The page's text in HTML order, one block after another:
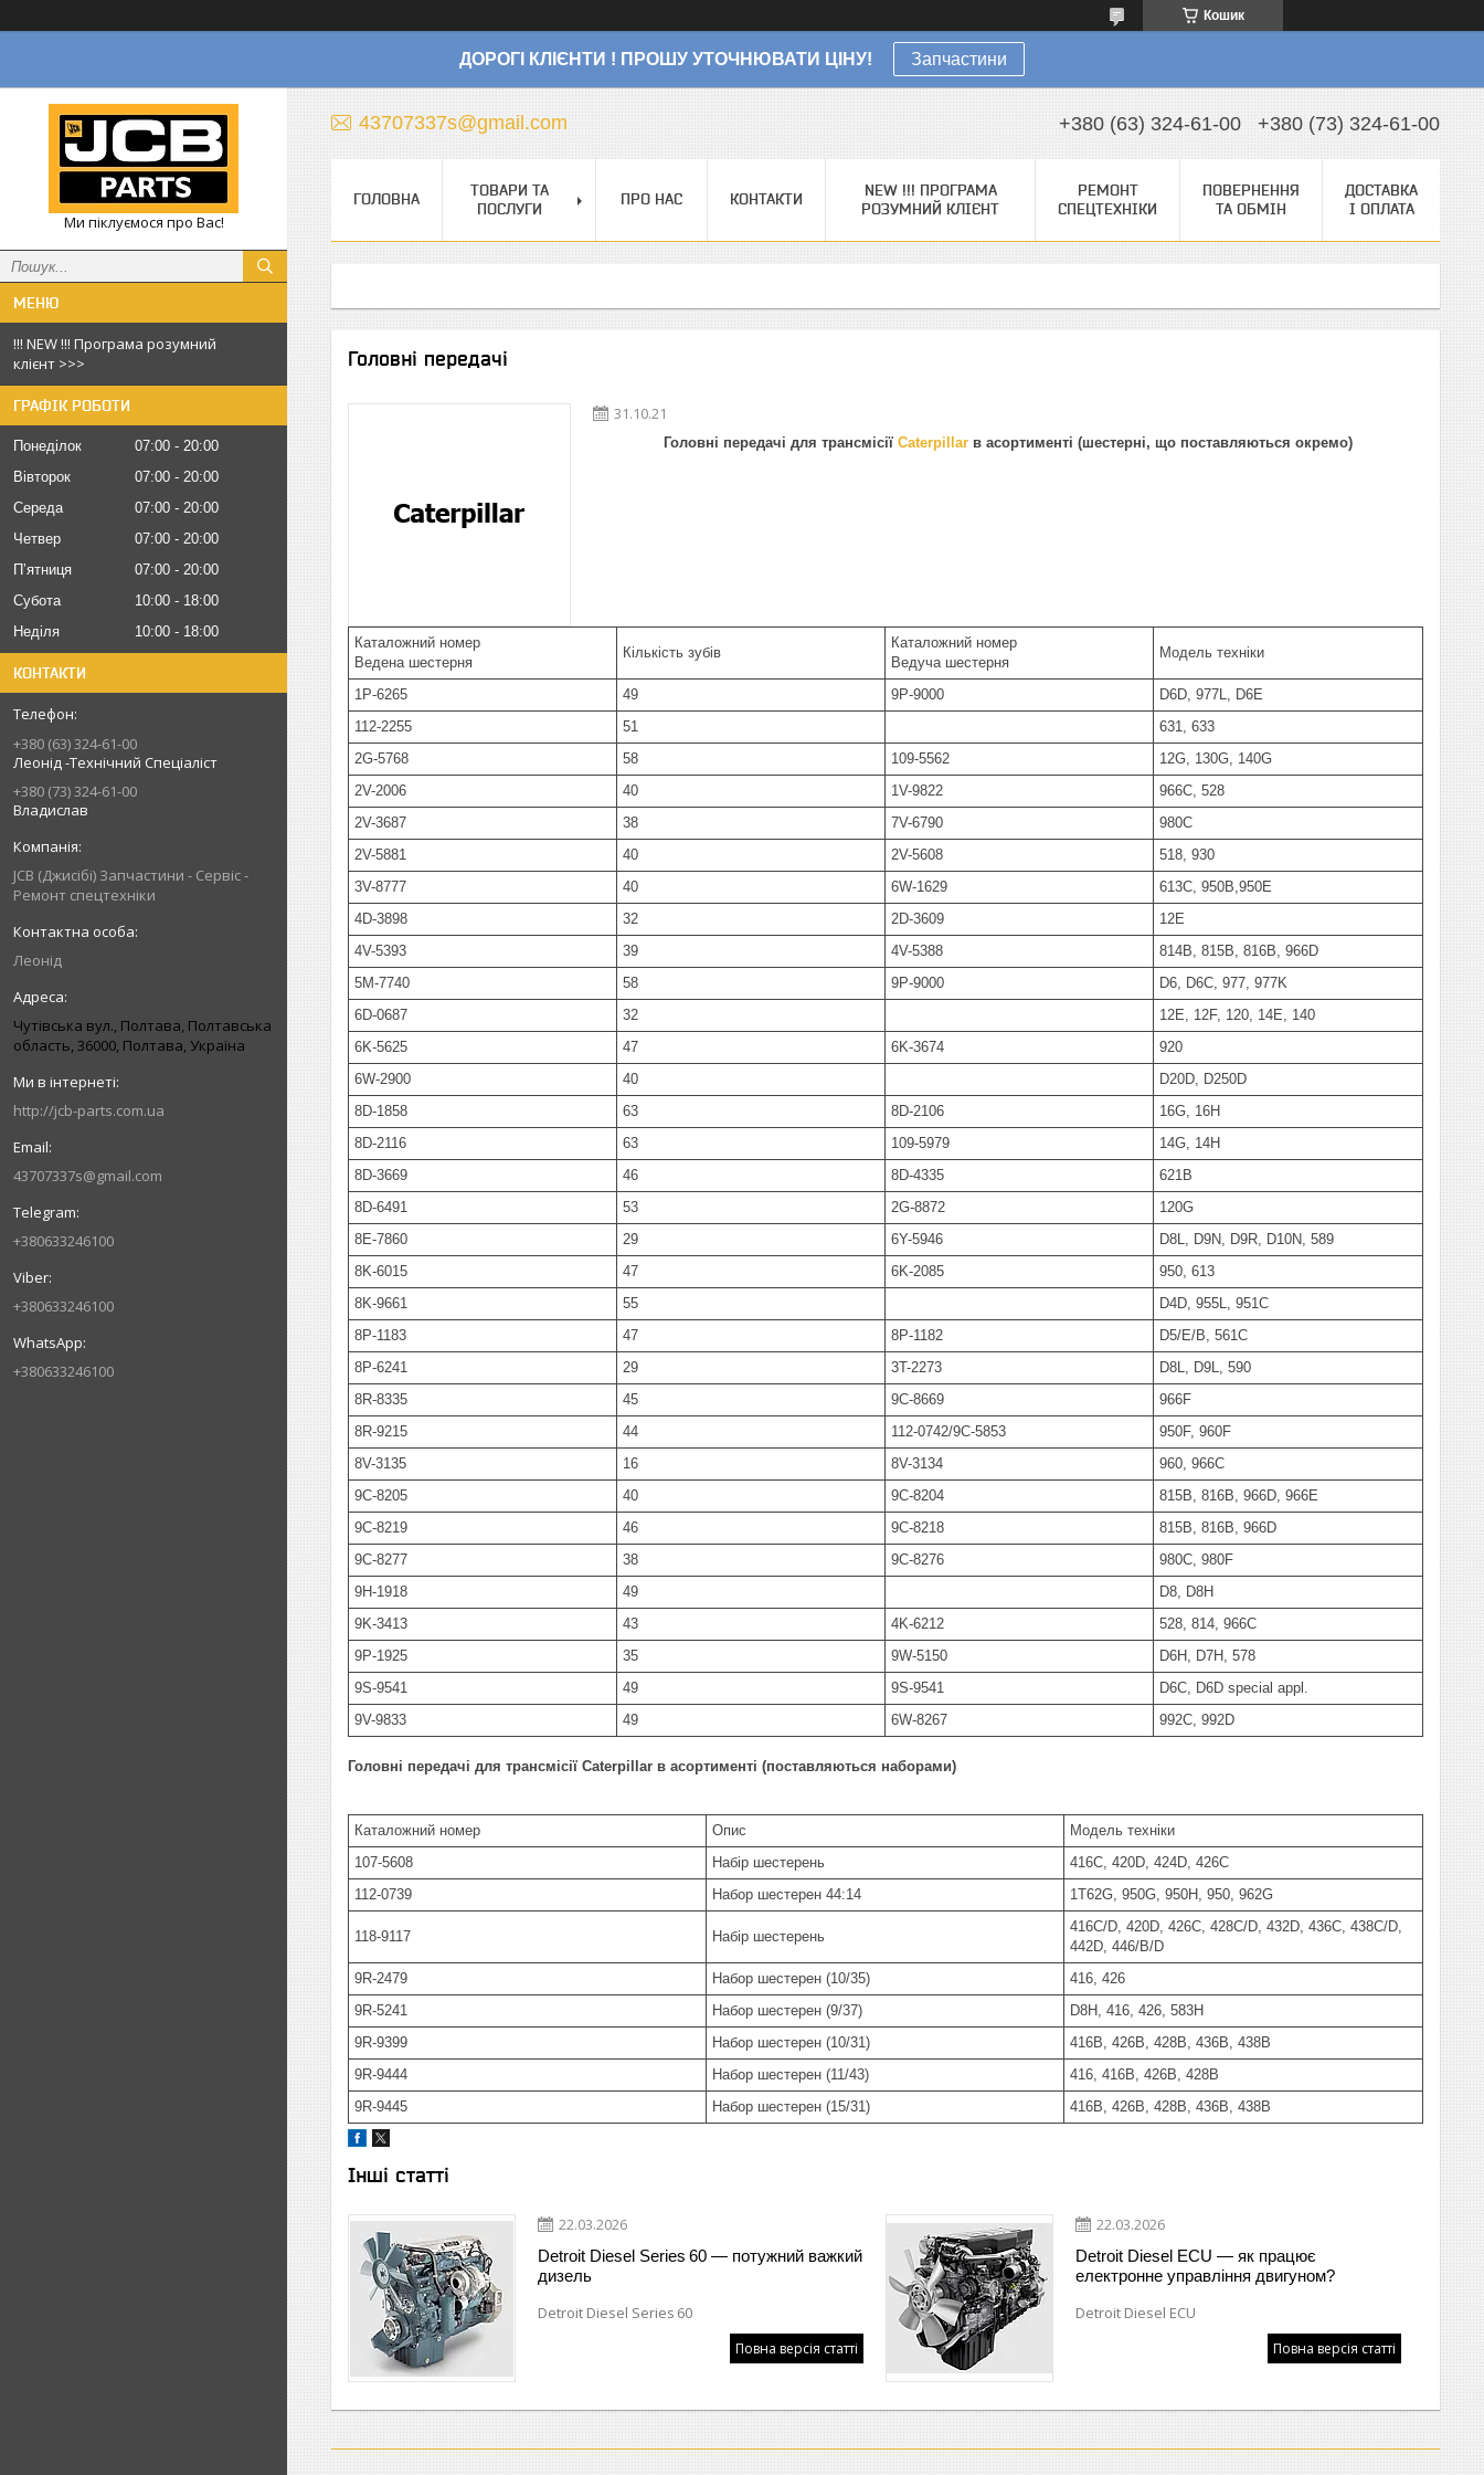
Кошик
ДОРОГІ КЛІЄНТИ ! ПРОШУ УТОЧНЮВАТИ ЦІНУ! Запчастини
Ми піклуємося про Вас!
!!! NEW !!! Програма розумний
клієнт >>>
ГРАФІК РОБОТИ
Понеділок 07:00
20:00
Вівторок
07:00
20:00
Середа
07:00
20:00
Четвер
07:00
20:00
Пʼятниця
07:00
20:00
Субота
10:00
18:00
Неділя
10:00 18:00
КОНТАКТИ
+380 (63) 324-61-00
Леонід -Технічний Спеціаліст
+380 (73) 324-61-00
Владислав
JCB (Джисібі) Запчастини - Сервіс -
Ремонт спецтехніки
Леонід
Чутівська вул., Полтава, Полтавська
область, 36000, Полтава, Україна
http://jcb-parts.com.ua
43707337s@gmail.com
+380633246100
+380633246100
+380633246100
43707337s@gmail.com +380 (63) 324-61-00 +380 (73) 324-61-00
ГОЛОВНА
ТОВАРИ ТА
ПОСЛУГИ
ПРО НАС КОНТАКТИ
NEW !!! ПРОГРАМА
РОЗУМНИЙ КЛІЄНТ
РЕМОНТ
СПЕЦТЕХНІКИ
ПОВЕРНЕННЯ
ТА ОБМІН
ДОСТАВКА
І ОПЛАТА
Головні передачі
31.10.21
Головні передачі для трансмісії Caterpillar в асортименті (шестерні, що поставляються окремо)
Каталожний номер
Ведена шестерня
Кількість зубів
Каталожний номер
Ведуча шестерня
Модель техніки
1P-6265 49 9P-9000
D6D, 977L, D6E
112-2255
51
631, 633
2G-5768
58 109-5562
12G, 130G, 140G
2V-2006
40 1V-9822
966C, 528
2V-3687
38 7V-6790
980C
2V-5881
40 2V-5608
518, 930
3V-8777
40 6W-1629
613C, 950B,950E
4D-3898
32 2D-3609
12E
4V-5393
39 4V-5388
814B, 815B, 816B, 966D
5M-7740
58 9P-9000
D6, D6C, 977, 977K
6D-0687
32
12E, 12F, 120, 14E, 140
6K-5625
47 6K-3674
920
6W-2900
40
D20D, D250D
8D-1858
63 8D-2106
16G, 16H
8D-2116
63 109-5979
14G, 14H
8D-3669
46 8D-4335
621B
8D-6491
53 2G-8872
120G
8E-7860
29 6Y-5946
D8L, D9N, D9R, D10N, 589
8K-6015
47 6K-2085
950, 613
8K-9661
55
D4D, 955L, 951C
8P-1183
47 8P-1182
D5/E/B, 561C
8P-6241
29 3T-2273
D8L, D9L, 590
8R-8335
45 9C-8669
966F
8R-9215
44 112-0742/9C-5853
950F, 960F
8V-3135
16 8V-3134
960, 966C
9C-8205
40 9C-8204
815B, 816B, 966D, 966E
9C-8219
46 9C-8218
815B, 816B, 966D
9C-8277
38 9C-8276
980C, 980F
9H-1918
49
D8, D8H
9K-3413
43 4K-6212
528, 814, 966C
9P-1925
35 9W-5150
D6H, D7H, 578
9S-9541
49 9S-9541
D6C, D6D special appl.
9V-9833
49 6W-8267 992C, 992D
Головні передачі для трансмісії Caterpillar в асортименті (поставляються наборами)
Каталожний номер Опис
Модель техніки
107-5608
Набір шестерень
416C, 420D, 424D, 426C
112-0739
Набор шестерен 44:14 1T62G, 950G, 950H, 950, 962G
118-9117 Набір шестерень
416C/D, 420D, 426C, 428C/D, 432D, 436C, 438C/D,
442D, 446/B/D
9R-2479
Набор шестерен (10/35)
416, 426
9R-5241
Набор шестерен (9/37)
D8H, 416, 426, 583H
9R-9399
Набор шестерен (10/31)
416B, 426B, 428B, 436B, 438B
9R-9444
Набор шестерен (11/43)
416, 416B, 426B, 428B
9R-9445
Набор шестерен (15/31) 416B, 426B, 428B, 436B, 438B
Інші статті
22.03.2026
Detroit Diesel Series 60 — потужний важкий
дизель
Detroit Diesel Series 60
Повна версія статті
22.03.2026
Detroit Diesel ECU — як працює
електронне управління двигуном?
Detroit Diesel ECU
Повна версія статті